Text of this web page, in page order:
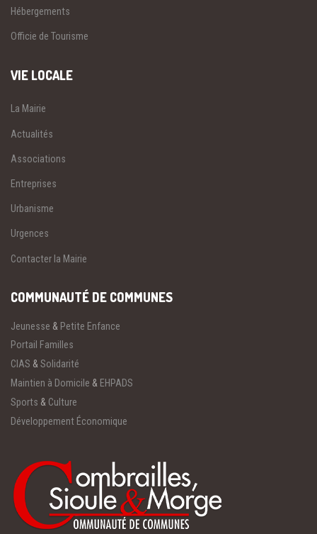
Hébergements
Officie de Tourisme
VIE LOCALE
La Mairie
Actualités
Associations
Entreprises
Urbanisme
Urgences
Contacter la Mairie
COMMUNAUTÉ DE COMMUNES
Jeunesse & Petite Enfance
Portail Familles
CIAS & Solidarité
Maintien à Domicile & EHPADS
Sports & Culture
Développement Économique